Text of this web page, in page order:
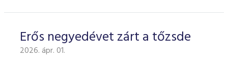
Erős negyedévet zárt a tőzsde
2026. ápr. 01.